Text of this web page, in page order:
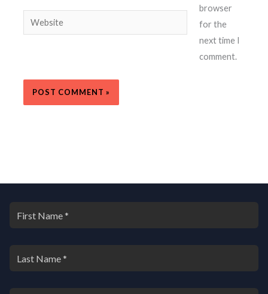
Website
browser
for the
next time I
comment.